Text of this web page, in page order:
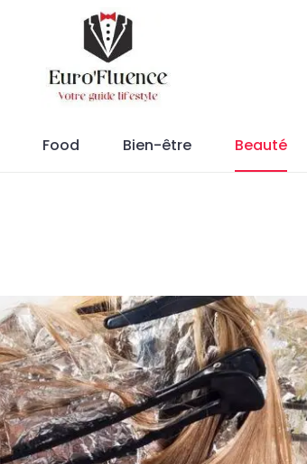
Magazine.
Food Bien-être Beauté